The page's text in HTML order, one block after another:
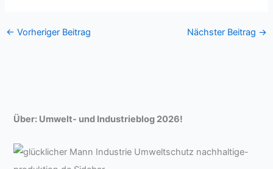
← Vorheriger Beitrag Nächster Beitrag →
Über: Umwelt- und Industrieblog 2026!